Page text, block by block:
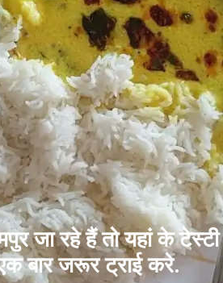
जा रहे हैं तो यहां के टेस्टी
बार जरूर ट्राई करे.